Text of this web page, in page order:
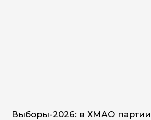
Выборы-2026: в ХМАО партии